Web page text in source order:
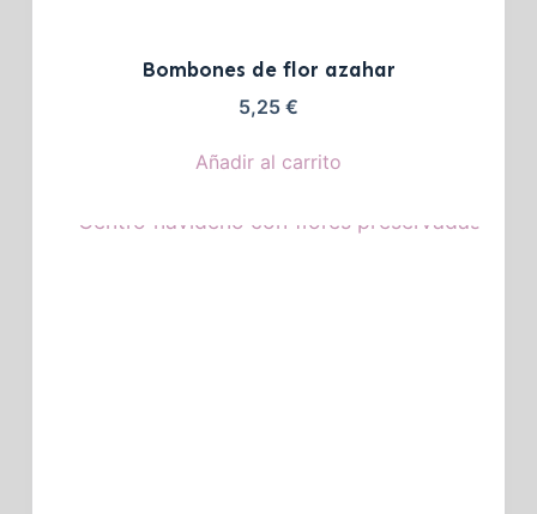
Bombones de flor azahar
5,25 €
Añadir al carrito